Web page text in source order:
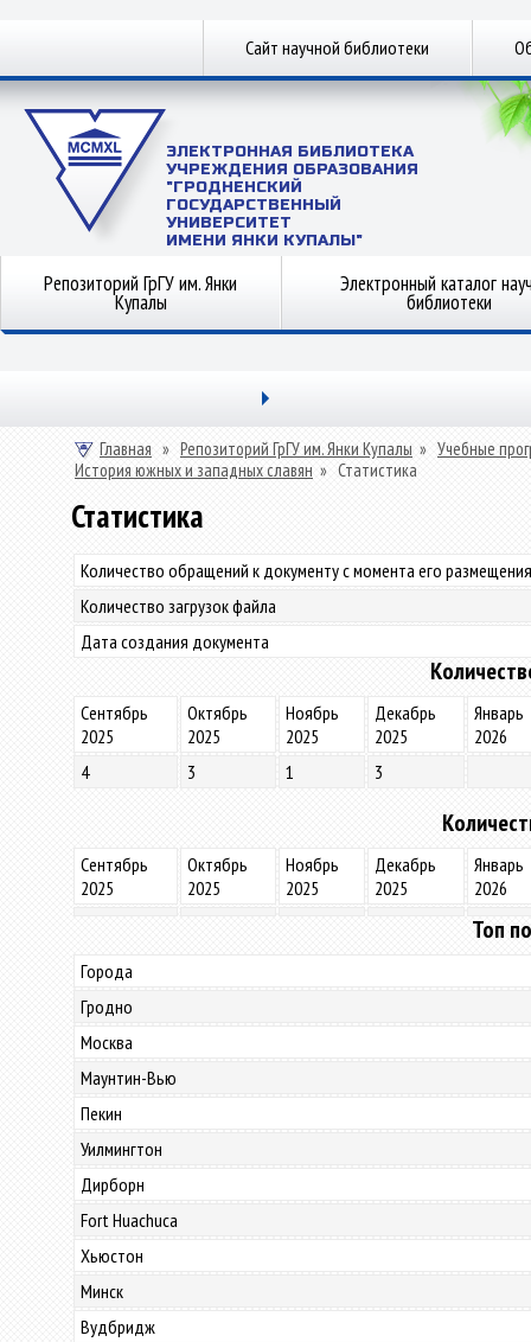
Сайт научной библиотеки
ЭЛЕКТРОННАЯ БИБЛИОТЕКА
УЧРЕЖДЕНИЯ ОБРАЗОВАНИЯ
"ГРОДНЕНСКИЙ
ГОСУДАРСТВЕННЫЙ
УНИВЕРСИТЕТ
ИМЕНИ ЯНКИ КУПАЛЫ"
Репозиторий ГрГУ им. Янки
Купалы
Электронный каталог
библиотеки
Главная » Репозиторий ГрГУ им. Янки Купалы » Учебные
История южных и западных славян » Статистика
Статистика
Количество обращений к документу с момента его
Количество загрузок файла
Дата создания документа
Сентябрь
2025
Октябрь
2025
Ноябрь
2025
Декабрь
2025
Январь
2026
4
3 1 3
Сентябрь
2025
Октябрь
2025
Ноябрь
2025
Декабрь
2025
Январь
2026
Топ
Города
Гродно
Москва
Маунтин-Вью
Пекин
Уилмингтон
Дирборн
Fort Huachuca
Хьюстон
Минск
Вудбридж